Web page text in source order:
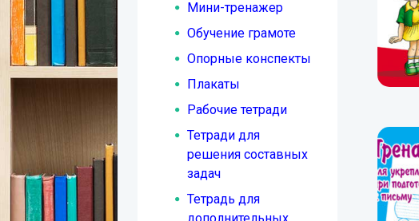
Мини-тренажер
Обучение грамоте
Опорные конспекты
Плакаты
Рабочие тетради
Тетради для
решения составных
задач
Тетрадь для